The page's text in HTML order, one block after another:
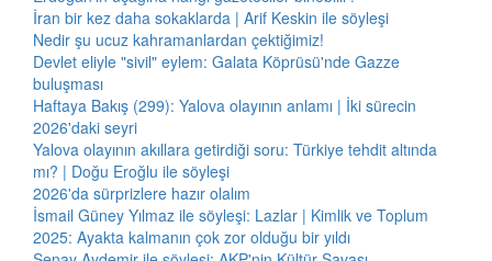
İran bir kez daha sokaklarda | Arif Keskin ile söyleşi
Nedir şu ucuz kahramanlardan çektiğimiz!
Devlet eliyle "sivil" eylem: Galata Köprüsü'nde Gazze
buluşması
Haftaya Bakış (299): Yalova olayının anlamı | İki sürecin
2026'daki seyri
Yalova olayının akıllara getirdiği soru: Türkiye tehdit altında
mı? | Doğu Eroğlu ile söyleşi
2026'da sürprizlere hazır olalım
İsmail Güney Yılmaz ile söyleşi: Lazlar | Kimlik ve Toplum
2025: Ayakta kalmanın çok zor olduğu bir yıldı